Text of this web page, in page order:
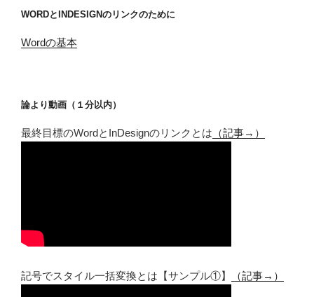
WORDとINDESIGNのリンクのために
Wordの基本
論より動画（１分以内）
最終目標のWordとInDesignのリンクとは （記事→）
記号でスタイル一括変換とは【サンプル①】 （記事→）